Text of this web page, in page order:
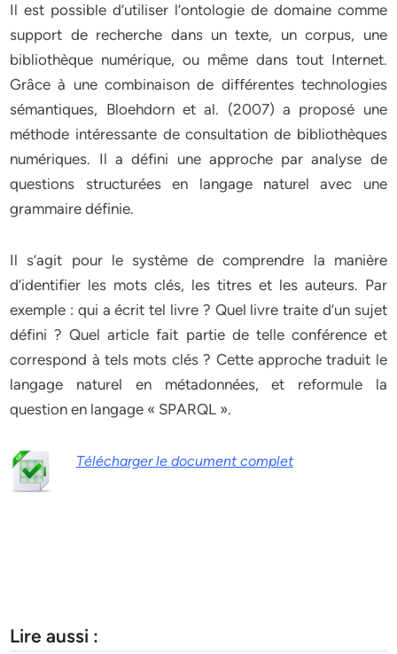
Il est possible d’utiliser l’ontologie de domaine comme
support de recherche dans un texte, un corpus, une
bibliothèque numérique, ou même dans tout Internet.
Grâce à une combinaison de différentes technologies
sémantiques, Bloehdorn et al. (2007) a proposé une
méthode intéressante de consultation de bibliothèques
numériques. Il a défini une approche par analyse de
questions structurées en langage naturel avec une
grammaire définie.
Il s’agit pour le système de comprendre la manière
d’identifier les mots clés, les titres et les auteurs. Par
exemple : qui a écrit tel livre ? Quel livre traite d’un sujet
défini ? Quel article fait partie de telle conférence et
correspond à tels mots clés ? Cette approche traduit le
langage naturel en métadonnées, et reformule la
question en langage « SPARQL ».
Télécharger le document complet
Lire aussi :